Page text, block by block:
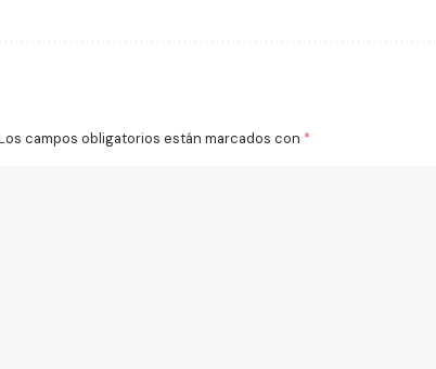
campos obligatorios están marcados con *